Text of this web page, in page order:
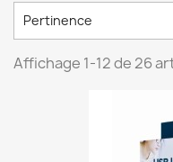
Pertinence
Affichage 1-12 de 26